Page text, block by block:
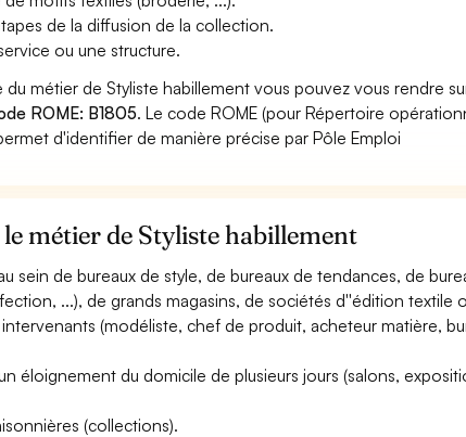
de la diffusion de la collection.
ou une structure.
métier de Styliste habillement vous pouvez vous rendre
ROME: B1805. Le code ROME (pour Répertoire
d'identifier de manière précise par Pôle Emploi
métier de Styliste habillement
sein de bureaux de style, de bureaux de tendances, de
...), de grands magasins, de sociétés d''édition textile
(modéliste, chef de produit, acheteur matière,
éloignement du domicile de plusieurs jours (salons,
(collections).